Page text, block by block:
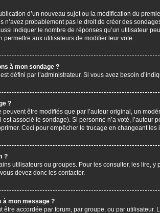
d’un nouveau sujet ou la modification du
n’avez probablement pas le droit de créer des
indiquer le nombre de réponses qu’un utilisateur
aux utilisateurs de modifier leur vote.
à mon sondage ?
défini par l’administrateur. Si vous avez besoin
?
être modifiés que par l’auteur original, un
associé le sondage). Si personne n’a voté,
Ceci pour empêcher le trucage en changeant les
?
utilisateurs ou groupes. Pour les consulter, les lire,
devez donc les contacter.
à mon message ?
être accordée par forum, par groupe, ou par